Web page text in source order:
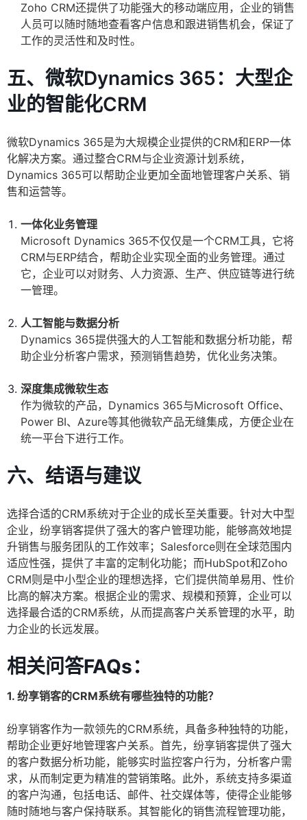
Zoho CRM还提供了功能强大的移动端应用，企业的销售
人员可以随时随地查看客户信息和跟进销售机会，保证了
工作的灵活性和及时性。
五、微软Dynamics 365：大型企
业的智能化CRM
微软Dynamics 365是为大规模企业提供的CRM和ERP一体
化解决方案。通过整合CRM与企业资源计划系统，
Dynamics 365可以帮助企业更加全面地管理客户关系、销
售和运营等。
一体化业务管理
Microsoft Dynamics 365不仅仅是一个CRM工具，它将
CRM与ERP结合，帮助企业实现全面的业务管理。通过
它，企业可以对财务、人力资源、生产、供应链等进行统
一管理。
人工智能与数据分析
Dynamics 365提供强大的人工智能和数据分析功能，帮
助企业分析客户需求，预测销售趋势，优化业务决策。
深度集成微软生态
作为微软的产品，Dynamics 365与Microsoft Office、
Power BI、Azure等其他微软产品无缝集成，方便企业在
统一平台下进行工作。
六、结语与建议
选择合适的CRM系统对于企业的成长至关重要。针对大中型
企业，纷享销客提供了强大的客户管理功能，能够高效地提
升销售与服务团队的工作效率；Salesforce则在全球范围内
适应性强，提供了丰富的定制化功能；而HubSpot和Zoho
CRM则是中小型企业的理想选择，它们提供简单易用、性价
比高的解决方案。根据企业的需求、规模和预算，企业可以
选择最合适的CRM系统，从而提高客户关系管理的水平，助
力企业的长远发展。
相关问答FAQs：
1. 纷享销客的CRM系统有哪些独特的功能？
纷享销客作为一款领先的CRM系统，具备多种独特的功能，
帮助企业更好地管理客户关系。首先，纷享销客提供了强大
的客户数据分析功能，能够实时监控客户行为，分析客户需
求，从而制定更为精准的营销策略。此外，系统支持多渠道
的客户沟通，包括电话、邮件、社交媒体等，使得企业能够
随时随地与客户保持联系。其智能化的销售流程管理功能，